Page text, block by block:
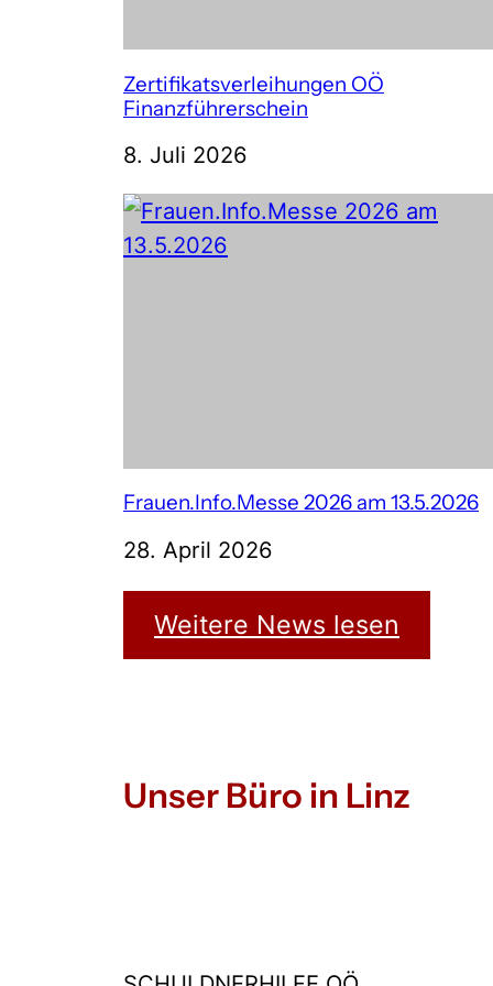
Zertifikatsverleihungen OÖ
Finanzführerschein
8. Juli 2026
Frauen.Info.Messe 2026 am 13.5.2026
28. April 2026
Weitere News lesen
Unser Büro in Linz